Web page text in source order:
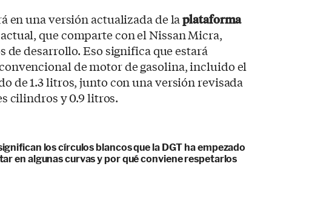
en una versión actualizada de laplataforma
que comparte con el Nissan Micra,
de desarrollo. Eso significa que estará
de motor de gasolina, incluido el
de 1.3 litros, junto con una versión revisada
cilindros y 0.9 litros.
los círculos blancos que la DGT ha empezado
en algunas curvas y por qué conviene respetarlos